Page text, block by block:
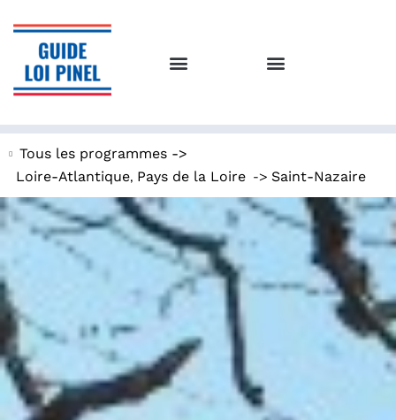
Tous les programmes ->
Loire-Atlantique, Pays de la Loire -> Saint-Nazaire